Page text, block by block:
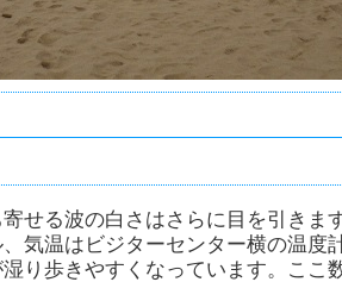
せる波の白さはさらに目を引きま
気温はビジターセンター横の温度
り歩きやすくなっています。ここ